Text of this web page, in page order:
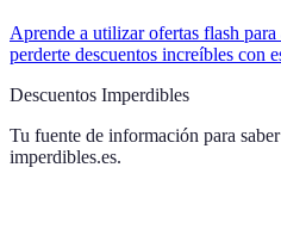
Aprende a utilizar ofertas flash
perderte descuentos increíbles con
Descuentos Imperdibles
Tu fuente de información para
imperdibles.es.